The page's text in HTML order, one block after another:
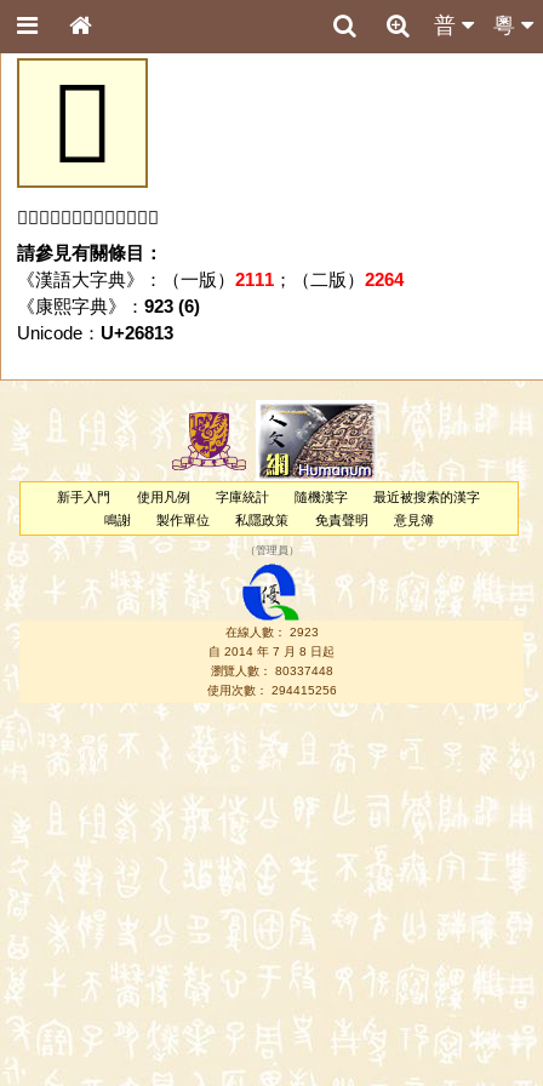
粵
普
𦠓
「𦠓」字未收錄於本資料庫。
請參見有關條目：
《漢語大字典》：（一版） 2111；（二版） 2264
《康熙字典》： 923 (6)
Unicode： U+26813
新手入門 使用凡例 字庫統計 隨機漢字
最近被搜索的漢字
鳴謝
製作單位 私隱政策 免責聲明 意見簿
（管理員 ）
在線人數： 2923
自 2014 年 7 月 8 日起
瀏覽人數： 80337448
使用次數： 294415256